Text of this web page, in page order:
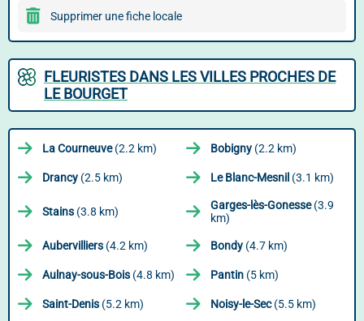
Supprimer une fiche locale
FLEURISTES DANS LES VILLES PROCHES DE
LE BOURGET
La Courneuve(2.2 km) Bobigny (2.2 km)
Drancy (2.5 km) Le Blanc-Mesnil (3.1 km)
Stains (3.8 km) Garges-lès-Gonesse(3.9
km)
Aubervilliers (4.2 km) Bondy (4.7 km)
Aulnay-sous-Bois (4.8 km) Pantin (5 km)
Saint-Denis (5.2 km) Noisy-le-Sec(5.5 km)